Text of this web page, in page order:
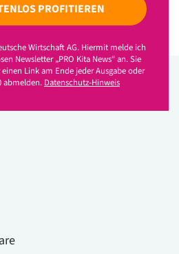
PROFITIEREN
Wirtschaft AG. Hiermit melde ich
Newsletter „PRO Kita News“ an. Sie
Link am Ende jeder Ausgabe oder
abmelden. Datenschutz-Hinweis